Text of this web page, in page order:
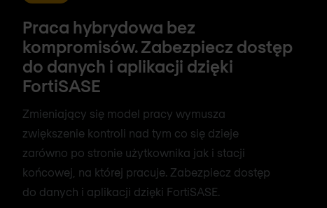
Praca hybrydowa bez
kompromisów. Zabezpiecz dostęp
do danych i aplikacji dzięki
FortiSASE
Zmieniający się model pracy wymusza
zwiększenie kontroli nad tym co się dzieje
zarówno po stronie użytkownika jak i stacji
końcowej, na której pracuje. Zabezpiecz dostęp
do danych i aplikacji dzięki FortiSASE.